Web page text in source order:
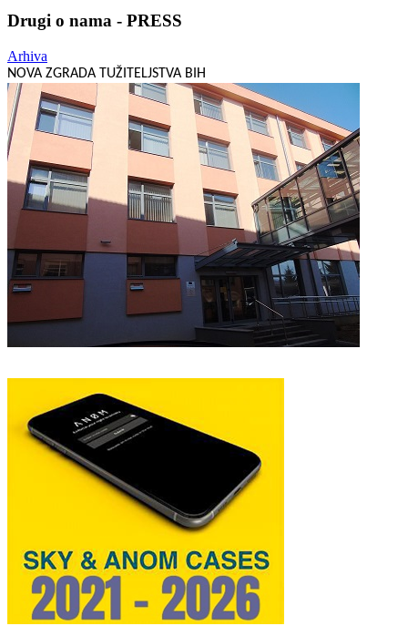
Drugi o nama - PRESS
Arhiva
NOVA ZGRADA TUŽITELJSTVA BIH